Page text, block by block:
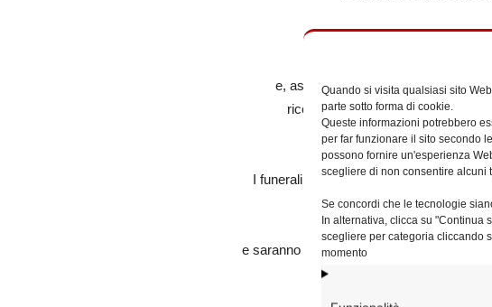
Quando si visita qualsiasi sito
parte sotto forma di cookie.
Queste informazioni potrebbero
per far funzionare il sito secondo
possono fornire un'esperienza
scegliere di non consentire alcuni
Se concordi che le tecnologie
In alternativa, clicca su "Continua
scegliere per categoria cliccando
momento
e, assicurando preghiere di
ricco di misericordia, perché
della vita eterna e dia conforto
I funerali si svolgeranno domani, lunedì
nella basilica di San
e saranno presieduti da sua eminenza il